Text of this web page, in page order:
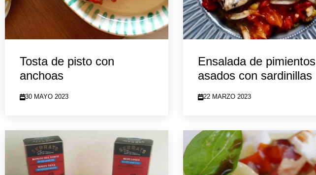
Tosta de pisto con
anchoas
30 MAYO 2023
Ensalada de pimientos
asados con sardinillas
22 MARZO 2023